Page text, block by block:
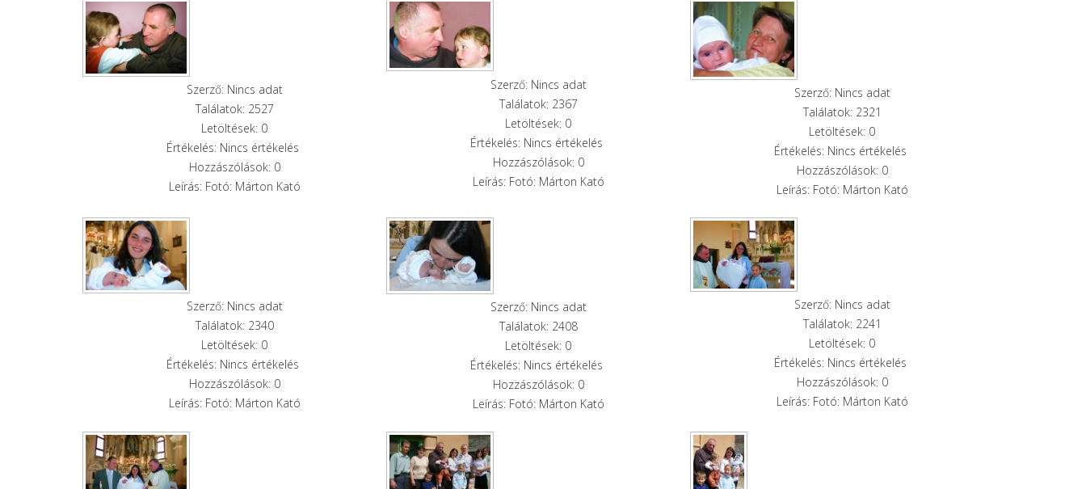
Szerző: Nincs adat
Találatok: 2527
Letöltések: 0
Értékelés: Nincs értékelés
Hozzászólások: 0
Leírás: Fotó: Márton Kató
Szerző: Nincs adat
Találatok: 2367
Letöltések: 0
Értékelés: Nincs értékelés
Hozzászólások: 0
Leírás: Fotó: Márton Kató
Szerző: Nincs adat
Találatok: 2321
Letöltések: 0
Értékelés: Nincs értékelés
Hozzászólások: 0
Leírás: Fotó: Márton Kató
Szerző: Nincs adat
Találatok: 2340
Letöltések: 0
Értékelés: Nincs értékelés
Hozzászólások: 0
Leírás: Fotó: Márton Kató
Szerző: Nincs adat
Találatok: 2408
Letöltések: 0
Értékelés: Nincs értékelés
Hozzászólások: 0
Leírás: Fotó: Márton Kató
Szerző: Nincs adat
Találatok: 2241
Letöltések: 0
Értékelés: Nincs értékelés
Hozzászólások: 0
Leírás: Fotó: Márton Kató